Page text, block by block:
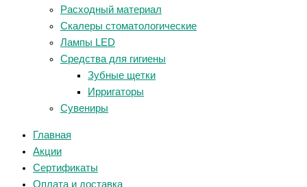
Расходный материал
Скалеры стоматологические
Лампы LED
Средства для гигиены
Зубные щетки
Ирригаторы
Сувениры
Главная
Акции
Сертификаты
Оплата и доставка